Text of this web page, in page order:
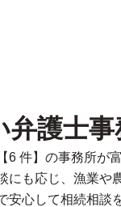
弁護士
件】の事務所が
にも応じ、漁業
心して相続相談